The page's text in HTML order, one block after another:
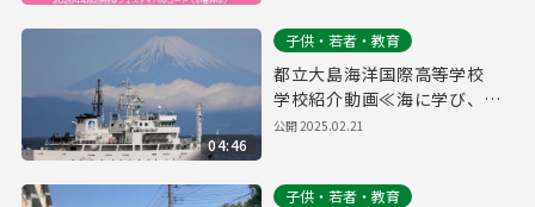
04:46
子供・若者・教育
都立大島海洋国際高等学校
学校紹介動画≪海に学び、未
来を拓く。≫
公開2025.02.21
子供・若者・教育